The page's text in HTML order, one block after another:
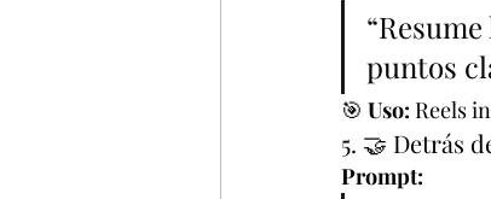
puntos
🎯 Uso: Reels
5. 🤝 Detrás
Prompt: